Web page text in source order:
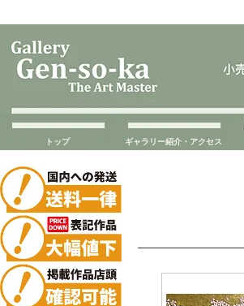
トップ ギャラリー紹介・アクセス